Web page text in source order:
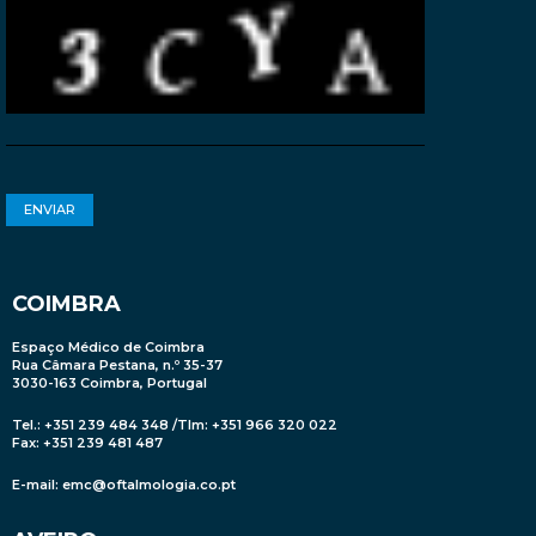
COIMBRA
Espaço Médico de Coimbra
Rua Câmara Pestana, n.º 35-37
3030-163 Coimbra, Portugal
Tel.: +351 239 484 348 /Tlm: +351 966 320 022
Fax: +351 239 481 487
E-mail: emc@oftalmologia.co.pt